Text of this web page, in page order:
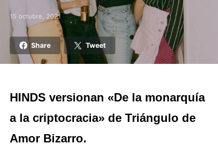
Posted on
15 octubre, 2021
Share Tweet
HINDS versionan «De la monarquía
a la criptocracia» de Triángulo de
Amor Bizarro.